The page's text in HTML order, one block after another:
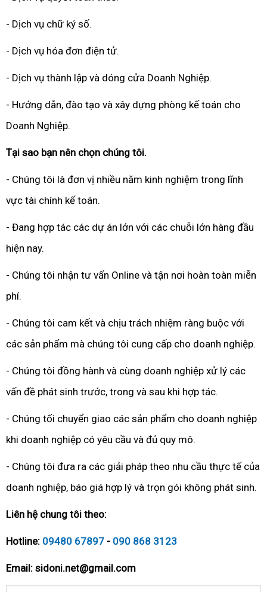
- Dịch vụ chữ ký số.
- Dịch vụ hóa đơn điện tử.
- Dịch vụ thành lập và dóng cửa Doanh Nghiệp.
- Hướng dẫn, đào tạo và xây dựng phòng kế toán cho
Doanh Nghiệp.
Tại sao bạn nên chọn chúng tôi.
- Chúng tôi là đơn vị nhiều năm kinh nghiệm trong lĩnh
vực tài chính kế toán.
- Đang hợp tác các dự án lớn với các chuỗi lớn hàng đầu
hiện nay.
- Chúng tôi nhận tư vấn Online và tận nơi hoàn toàn miễn
phí.
- Chúng tôi cam kết và chịu trách nhiệm ràng buộc với
các sản phẩm mà chúng tôi cung cấp cho doanh nghiệp.
- Chúng tôi đồng hành và cùng doanh nghiệp xử lý các
vấn đề phát sinh trước, trong và sau khi hợp tác.
- Chúng tối chuyển giao các sản phẩm cho doanh nghiệp
khi doanh nghiệp có yêu cầu và đủ quy mô.
- Chúng tôi đưa ra các giải pháp theo nhu cầu thực tế của
doanh nghiệp, báo giá hợp lý và trọn gói không phát sinh.
Liên hệ chung tôi theo:
Hotline: 09480 67897 - 090 868 3123
Email: sidoni.net@gmail.com